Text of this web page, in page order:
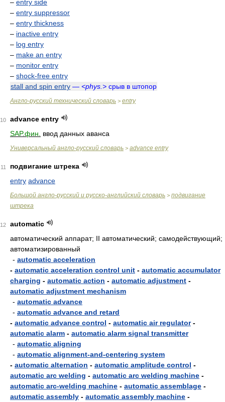
– entry side
– entry suppressor
– entry thickness
– inactive entry
– log entry
– make an entry
– monitor entry
– shock-free entry
stall and spin entry — <phys.> срыв в штопор
Англо-русский технический словарь > entry
10
advance entry
SAP.фин.
ввод данных аванса
Универсальный англо-русский словарь > advance entry
11
подвигание штрека
entry advance
Большой англо-русский и русско-английский словарь > подвигание
штрека
12
automatic
автоматический аппарат; II автоматический; самодействующий;
автоматизированный
- automatic acceleration
- automatic acceleration control unit - automatic accumulator
charging - automatic action - automatic adjustment -
automatic adjustment mechanism
- automatic advance
- automatic advance and retard
- automatic advance control - automatic air regulator-
automatic alarm - automatic alarm signal transmitter
- automatic aligning
- automatic alignment-and-centering system
- automatic alternation - automatic amplitude control -
automatic arc welding - automatic arc welding machine -
automatic arc-welding machine - automatic assemblage -
automatic assembly - automatic assembly machine -